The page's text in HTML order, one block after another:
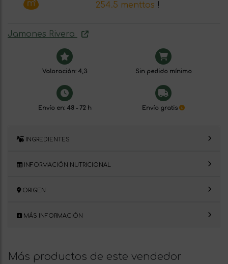
254.5 menttos !
Jamones Rivera
Valoración: 4,3 Sin pedido mínimo
Envío en: 48 - 72 h Envío gratis
INGREDIENTES
INFORMACIÓN NUTRICIONAL
ORIGEN
MÁS INFORMACIÓN
Más productos de este vendedor